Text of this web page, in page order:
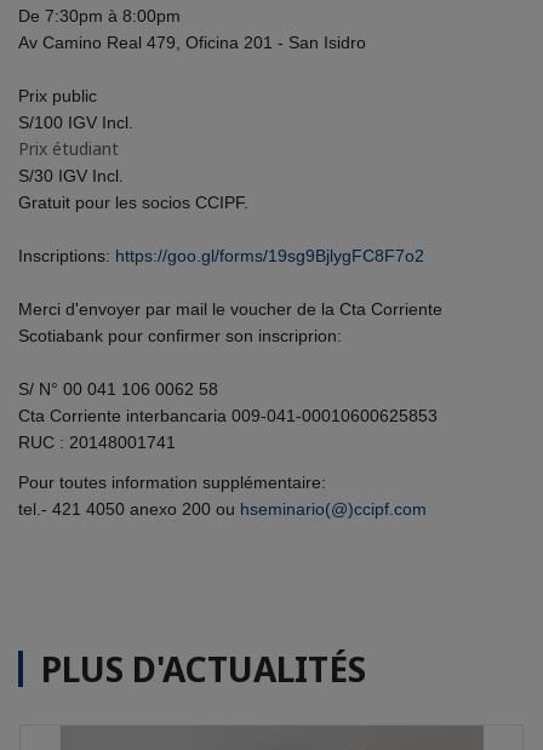
De 7:30pm à 8:00pm
Av Camino Real 479, Oficina 201 - San Isidro
Prix public
S/100 IGV Incl.
Prix étudiant
S/30 IGV Incl.
Gratuit pour les socios CCIPF.
Inscriptions: https://goo.gl/forms/19sg9BjlygFC8F7o2
Merci d'envoyer par mail le voucher de la Cta Corriente
Scotiabank pour confirmer son inscriprion:
S/ N° 00 041 106 0062 58
Cta Corriente interbancaria 009-041-00010600625853
RUC : 20148001741
Pour toutes information supplémentaire:
tel.- 421 4050 anexo 200 ou hseminario(@)ccipf.com
PLUS D'ACTUALITÉS